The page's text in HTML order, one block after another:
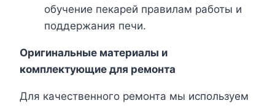
обучение пекарей правилам работы и
поддержания печи.
Оригинальные материалы и
комплектующие для ремонта
Для качественного ремонта мы используем